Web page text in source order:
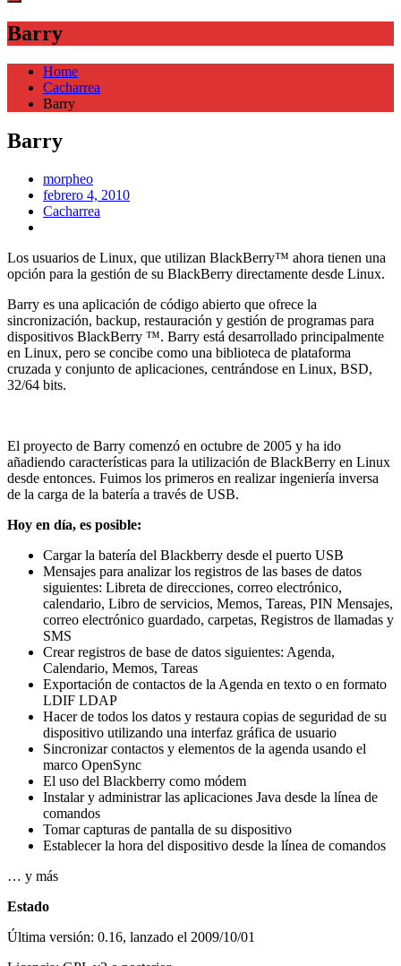
Barry
Home
Cacharrea
Barry
Barry
morpheo
Posted
on
febrero 4, 2010
Cacharrea
Los usuarios de Linux, que utilizan BlackBerry™ ahora tienen una
opción para la gestión de su BlackBerry directamente desde Linux.
Barry es una aplicación de código abierto que ofrece la
sincronización, backup, restauración y gestión de programas para
dispositivos BlackBerry ™. Barry está desarrollado principalmente
en Linux, pero se concibe como una biblioteca de plataforma
cruzada y conjunto de aplicaciones, centrándose en Linux, BSD,
32/64 bits.
El proyecto de Barry comenzó en octubre de 2005 y ha ido
añadiendo características para la utilización de BlackBerry en Linux
desde entonces. Fuimos los primeros en realizar ingeniería inversa
de la carga de la batería a través de USB.
Hoy en día, es posible:
Cargar la batería del Blackberry desde el puerto USB
Mensajes para analizar los registros de las bases de datos
siguientes: Libreta de direcciones, correo electrónico,
calendario, Libro de servicios, Memos, Tareas, PIN Mensajes,
correo electrónico guardado, carpetas, Registros de llamadas y
SMS
Crear registros de base de datos siguientes: Agenda,
Calendario, Memos, Tareas
Exportación de contactos de la Agenda en texto o en formato
LDIF LDAP
Hacer de todos los datos y restaura copias de seguridad de su
dispositivo utilizando una interfaz gráfica de usuario
Sincronizar contactos y elementos de la agenda usando el
marco OpenSync
El uso del Blackberry como módem
Instalar y administrar las aplicaciones Java desde la línea de
comandos
Tomar capturas de pantalla de su dispositivo
Establecer la hora del dispositivo desde la línea de comandos
… y más
Estado
Última versión: 0.16, lanzado el 2009/10/01